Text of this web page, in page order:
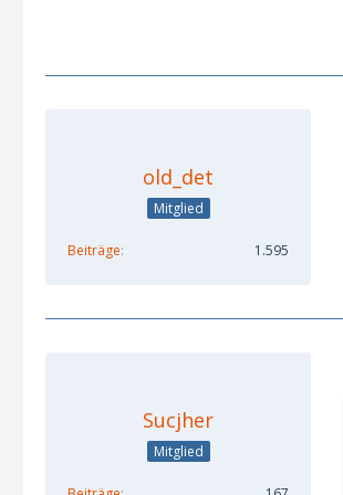
old_det
Mitglied
Beiträge 1.595
Sucjher
Mitglied